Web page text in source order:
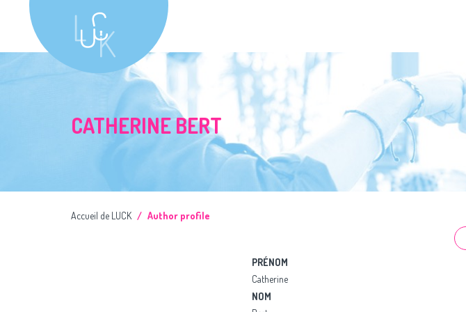
CATHERINE BERT
Accueil de LUCK
Author profile
PRÉNOM
Catherine
NOM